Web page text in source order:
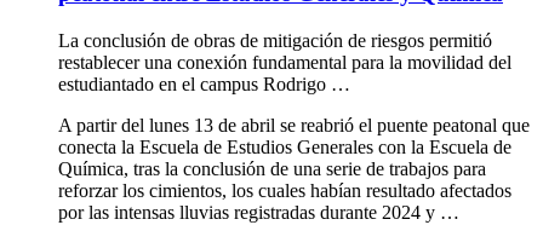
La conclusión de obras de mitigación de riesgos permitió
restablecer una conexión fundamental para la movilidad del
estudiantado en el campus Rodrigo …
A partir del lunes 13 de abril se reabrió el puente peatonal que
conecta la Escuela de Estudios Generales con la Escuela de
Química, tras la conclusión de una serie de trabajos para
reforzar los cimientos, los cuales habían resultado afectados
por las intensas lluvias registradas durante 2024 y …